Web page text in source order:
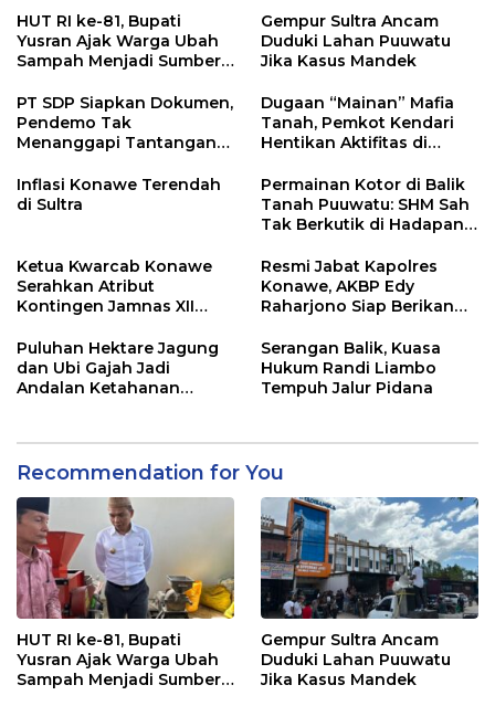
HUT RI ke-81, Bupati
Yusran Ajak Warga Ubah
Sampah Menjadi Sumber
Gempur Sultra Ancam
Duduki Lahan Puuwatu
Jika Kasus Mandek
PT SDP Siapkan Dokumen,
Pendemo Tak
Menanggapi Tantangan
Dugaan “Mainan” Mafia
Tanah, Pemkot Kendari
Hentikan Aktifitas di
Inflasi Konawe Terendah
di Sultra
Permainan Kotor di Balik
Tanah Puuwatu: SHM Sah
Tak Berkutik di Hadapan
Ketua Kwarcab Konawe
Serahkan Atribut
Kontingen Jamnas XII
Resmi Jabat Kapolres
Konawe, AKBP Edy
Raharjono Siap Berikan
Puluhan Hektare Jagung
dan Ubi Gajah Jadi
Andalan Ketahanan
Serangan Balik, Kuasa
Hukum Randi Liambo
Tempuh Jalur Pidana
Recommendation for You
HUT RI ke-81, Bupati
Yusran Ajak Warga Ubah
Sampah Menjadi Sumber
Gempur Sultra Ancam
Duduki Lahan Puuwatu
Jika Kasus Mandek